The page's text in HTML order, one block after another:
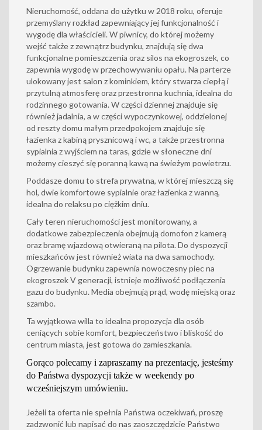
Nieruchomość, oddana do użytku w 2018 roku, oferuje
przemyślany rozkład zapewniający jej funkcjonalność i
wygodę dla właścicieli. W piwnicy, do której możemy
wejść także z zewnątrz budynku, znajdują się dwa
funkcjonalne pomieszczenia oraz silos na ekogroszek, co
zapewnia wygodę w przechowywaniu opału. Na parterze
ulokowany jest salon z kominkiem, który stwarza ciepłą i
przytulną atmosferę oraz przestronna kuchnia, idealna do
rodzinnego gotowania. W części dziennej znajduje się
również jadalnia, a w części wypoczynkowej, oddzielonej
od reszty domu małym przedpokojem znajduje się
łazienka z kabiną prysznicową i wc, a także przestronna
sypialnia z wyjściem na taras, gdzie w słoneczne dni
możemy cieszyć się poranną kawą na świeżym powietrzu.
Poddasze domu to strefa prywatna, w której mieszczą się
hol, dwie komfortowe sypialnie oraz łazienka z wanną,
idealna do relaksu po ciężkim dniu.
Cały teren nieruchomości jest monitorowany, a
dodatkowe zabezpieczenia obejmują domofon z kamerą
oraz bramę wjazdową otwieraną na pilota. Do dyspozycji
mieszkańców jest również wiata na dwa samochody.
Ogrzewanie budynku zapewnia nowoczesny piec na
ekogroszek V generacji, istnieje możliwość podłączenia
gazu do budynku. Media obejmują prąd, wodę miejską oraz
szambo.
Ta wyjątkowa willa to idealna propozycja dla osób
ceniących sobie komfort, bezpieczeństwo i bliskość do
centrum miasta, jest gotowa do zamieszkania.
Gorąco polecamy i zapraszamy na prezentację, jesteśmy
do Państwa dyspozycji także w weekendy po
wcześniejszym umówieniu.
Jeżeli ta oferta nie spełnia Państwa oczekiwań, proszę
zadzwonić lub napisać do nas zaoszczędzicie Państwo